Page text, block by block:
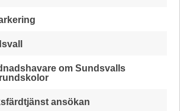
om Sundsvalls
ansökan